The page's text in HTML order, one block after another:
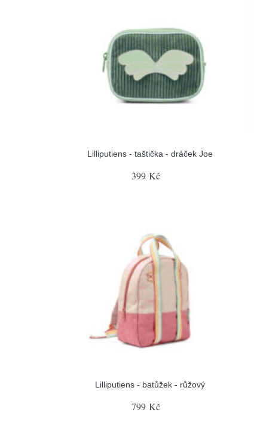
Lilliputiens - taštička - dráček Joe
399 Kč
Lilliputiens - batůžek - růžový
799 Kč